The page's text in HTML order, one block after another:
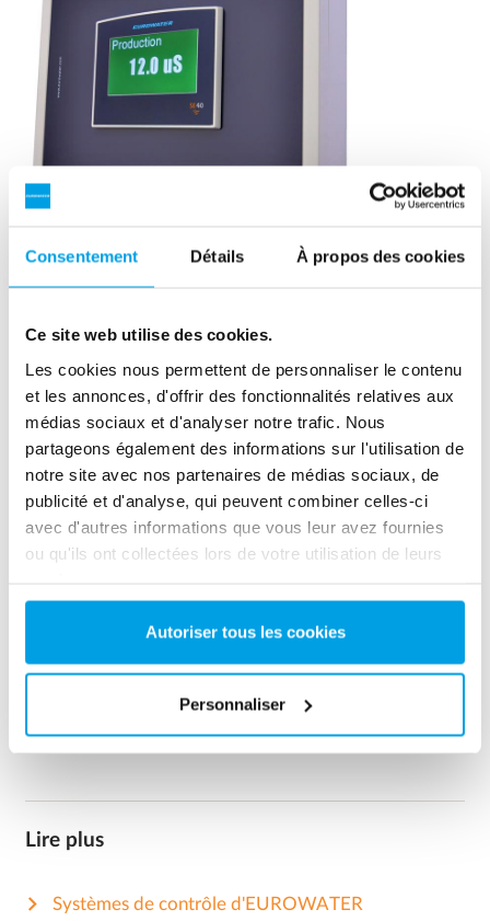
Consentement Détails À propos des cookies
Ce site web utilise des cookies.
Les cookies nous permettent de personnaliser le contenu
et les annonces, d'offrir des fonctionnalités relatives aux
médias sociaux et d'analyser notre trafic. Nous
partageons également des informations sur l'utilisation de
notre site avec nos partenaires de médias sociaux, de
publicité et d'analyse, qui peuvent combiner celles-ci
avec d'autres informations que vous leur avez fournies
ou qu'ils ont collectées lors de votre utilisation de leurs
Autoriser tous les cookies
Personnaliser
Avec le contrôleur SE40, il est possible de collecter
conductivité, le débit et la pression en temps réel. Les
données sont affichées via des tableaux et des
graphiques sur un écran tactile couleur intuitif.
La commande SE40 est conçue et développée par les
ingénieurs automatismes d'EUROWATER. Cela
garantit un logiciel flexible qui peut être configuré
pour les besoins spécifiques des clients. Dans le même
temps, nos techniciens de service qualifiés peuvent
Lire plus
Systèmes de contrôle d'EUROWATER